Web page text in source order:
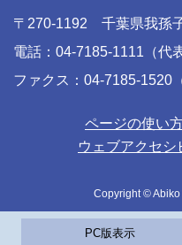
〒270-1192 千葉県我孫
電話：04-7185-1111（代表
ファクス：04-7185-1520
ページの使い
ウェブアクセシ
Copyright © Abiko
PC版表示